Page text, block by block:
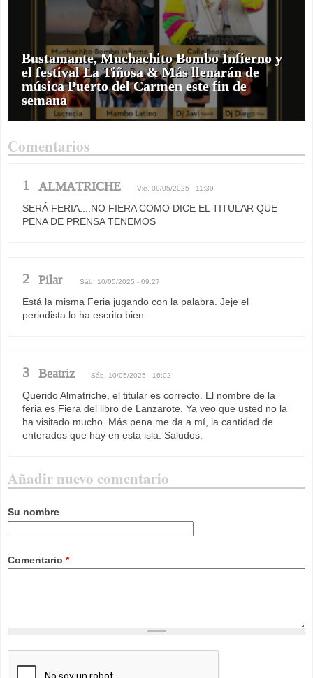
Bustamante, Muchachito Bombo Infierno y
el festival La Tiñosa & Más llenarán de
música Puerto del Carmen este fin de
semana
Comentarios
1 ALMATRICHE Vie, 09/05/2025 - 11:39
SERÁ FERIA....NO FIERA COMO DICE EL TITULAR QUE
PENA DE PRENSA TENEMOS
2 Pilar Sáb, 10/05/2025 - 09:27
Está la misma Feria jugando con la palabra. Jeje el
periodista lo ha escrito bien.
3 Beatriz Sáb, 10/05/2025 - 16:02
Querido Almatriche, el titular es correcto. El nombre de la
feria es Fiera del libro de Lanzarote. Ya veo que usted no la
ha visitado mucho. Más pena me da a mí, la cantidad de
enterados que hay en esta isla. Saludos.
Añadir nuevo comentario
Su nombre
Comentario *